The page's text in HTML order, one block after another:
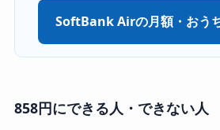
SoftBank Airの月額・おう
858円にできる人・できない人